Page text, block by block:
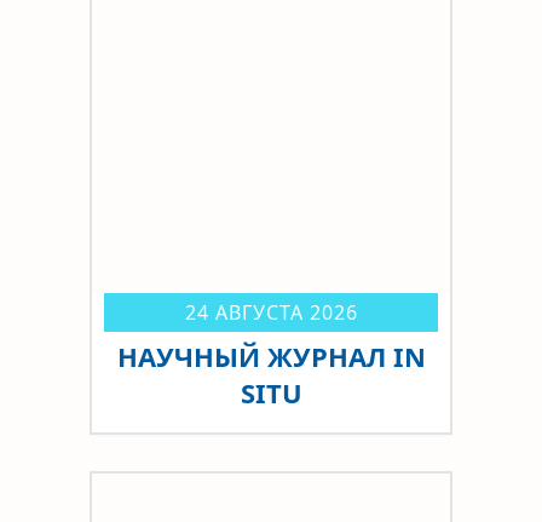
24 АВГУСТА 2026
НАУЧНЫЙ ЖУРНАЛ IN
SITU